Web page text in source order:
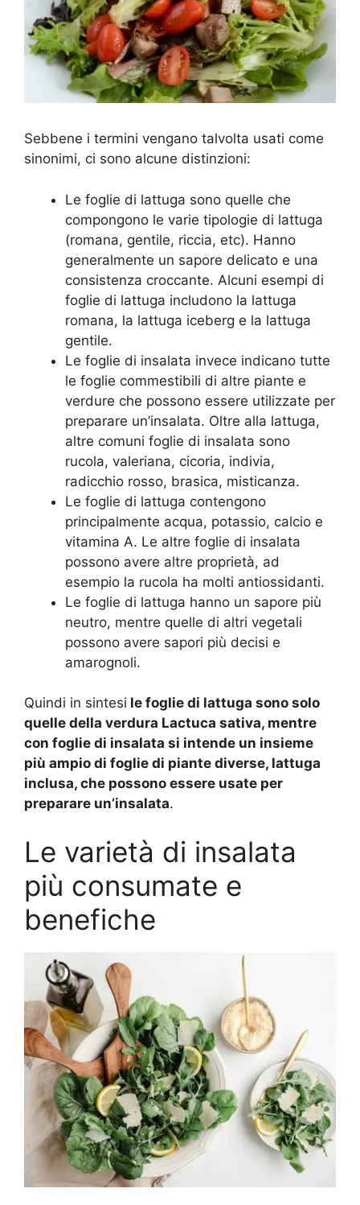
Sebbene i termini vengano talvolta usati come
sinonimi, ci sono alcune distinzioni:
Le foglie di lattuga sono quelle che
compongono le varie tipologie di lattuga
(romana, gentile, riccia, etc). Hanno
generalmente un sapore delicato e una
consistenza croccante. Alcuni esempi di
foglie di lattuga includono la lattuga
romana, la lattuga iceberg e la lattuga
gentile.
Le foglie di insalata invece indicano tutte
le foglie commestibili di altre piante e
verdure che possono essere utilizzate per
preparare un’insalata. Oltre alla lattuga,
altre comuni foglie di insalata sono
rucola, valeriana, cicoria, indivia,
radicchio rosso, brasica, misticanza.
Le foglie di lattuga contengono
principalmente acqua, potassio, calcio e
vitamina A. Le altre foglie di insalata
possono avere altre proprietà, ad
esempio la rucola ha molti antiossidanti.
Le foglie di lattuga hanno un sapore più
neutro, mentre quelle di altri vegetali
possono avere sapori più decisi e
amarognoli.
Quindi in sintesi le foglie di lattuga sono solo
quelle della verdura Lactuca sativa, mentre
con foglie di insalata si intende un insieme
più ampio di foglie di piante diverse, lattuga
inclusa, che possono essere usate per
preparare un’insalata.
Le varietà di insalata
più consumate e
benefiche